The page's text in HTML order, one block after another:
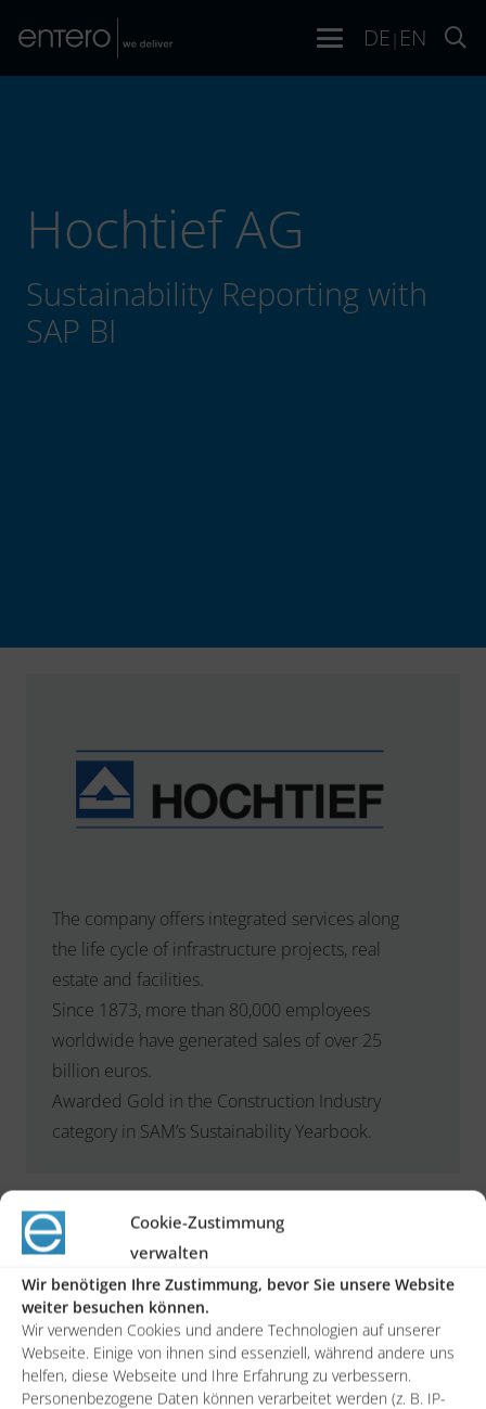
Cookie-Zustimmung
verwalten
Wir benötigen Ihre Zustimmung, bevor Sie unsere Website
weiter besuchen können.
Wir verwenden Cookies und andere Technologien auf unserer
Webseite. Einige von ihnen sind essenziell, während andere uns
helfen, diese Webseite und Ihre Erfahrung zu verbessern.
Personenbezogene Daten können verarbeitet werden (z. B. IP-
DE | EN
Hochtief AG
Sustainability Reporting with
SAP BI
The company offers integrated services along
the life cycle of infrastructure projects, real
estate and facilities.
Since 1873, more than 80,000 employees
worldwide have generated sales of over 25
billion euros.
Awarded Gold in the Construction Industry
category in SAM’s Sustainability Yearbook.
The initial situation
The customer has already established a
sustainability reporting system.
Determining the required data was extremely
time-consuming due to a wide variety of sources
and manual processes.